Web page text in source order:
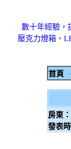
數十年經驗，
壓克力燈箱、
首頁
房東：
發表時